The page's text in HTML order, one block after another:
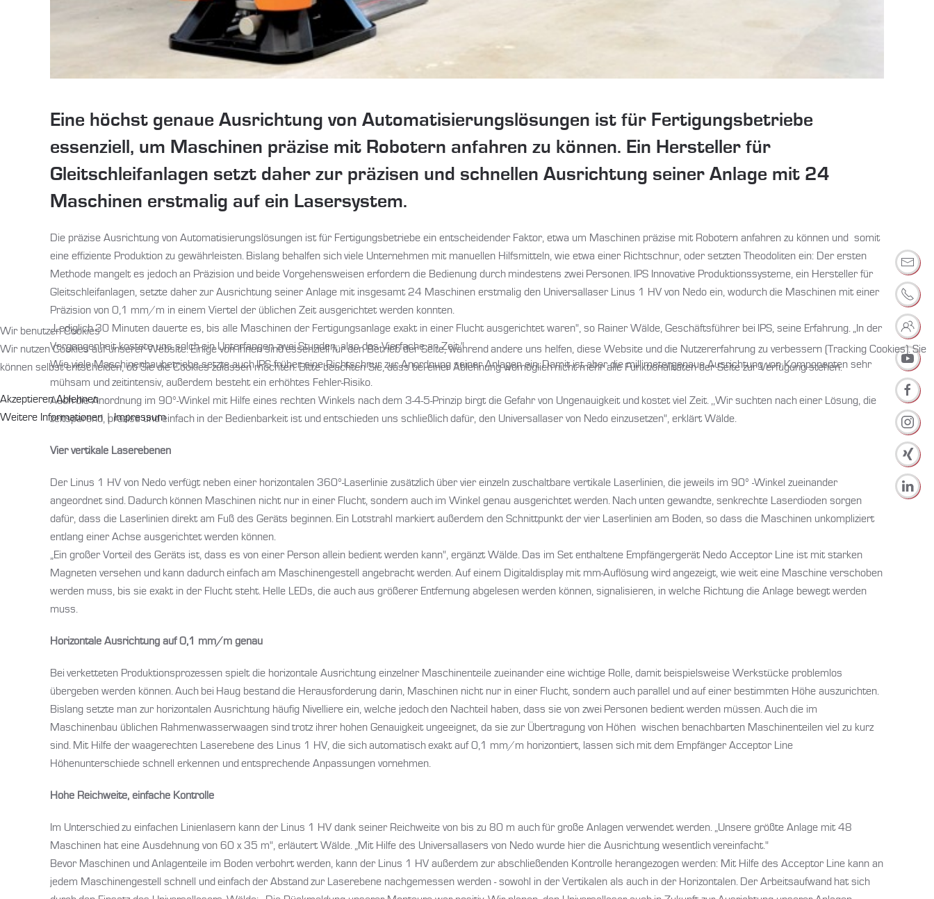
Eine höchst genaue Ausrichtung von Automatisierungslösungen ist für Fertigungsbetriebe
essenziell, um Maschinen präzise mit Robotern anfahren zu können. Ein Hersteller für
Gleitschleifanlagen setzt daher zur präzisen und schnellen Ausrichtung seiner Anlage mit 24
Maschinen erstmalig auf ein Lasersystem.
Die präzise Ausrichtung von Automatisierungslösungen ist für Fertigungsbetriebe ein entscheidender Faktor, etwa um Maschinen präzise mit Robotern anfahren zu können und somit
eine effiziente Produktion zu gewährleisten. Bislang behalfen sich viele Unternehmen mit manuellen Hilfsmitteln, wie etwa einer Richtschnur, oder setzten Theodoliten ein: Der ersten
Methode mangelt es jedoch an Präzision und beide Vorgehensweisen erfordern die Bedienung durch mindestens zwei Personen. IPS Innovative Produktionssysteme, ein Hersteller für
Gleitschleifanlagen, setzte daher zur Ausrichtung seiner Anlage mit insgesamt 24 Maschinen erstmalig den Universallaser Linus 1 HV von Nedo ein, wodurch die Maschinen mit einer
Präzision von 0,1 mm/m in einem Viertel der üblichen Zeit ausgerichtet werden konnten.
„Lediglich 30 Minuten dauerte es, bis alle Maschinen der Fertigungsanlage exakt in einer Flucht ausgerichtet waren", so Rainer Wälde, Geschäftsführer bei IPS, seine Erfahrung. „In der
Vergangenheit kostete uns solch ein Unterfangen zwei Stunden, also das Vierfache an Zeit."
Wie viele Maschinenbaubetriebe setzte auch IPS früher eine Richtschnur zur Anordnung seiner Anlagen ein. Damit ist aber die millimetergenaue Ausrichtung von Komponenten sehr
mühsam und zeitintensiv, außerdem besteht ein erhöhtes Fehler-Risiko.
Auch die Anordnung im 90°-Winkel mit Hilfe eines rechten Winkels nach dem 3-4-5-Prinzip birgt die Gefahr von Ungenauigkeit und kostet viel Zeit. ,,Wir suchten nach einer Lösung, die
zeitsparend, präzise und einfach in der Bedienbarkeit ist und entschieden uns schließlich dafür, den Universallaser von Nedo einzusetzen", erklärt Wälde.
Vier vertikale Laserebenen
Der Linus 1 HV von Nedo verfügt neben einer horizontalen 360°-Laserlinie zusätzlich über vier einzeln zuschaltbare vertikale Laserlinien, die jeweils im 90° -Winkel zueinander
angeordnet sind. Dadurch können Maschinen nicht nur in einer Flucht, sondern auch im Winkel genau ausgerichtet werden. Nach unten gewandte, senkrechte Laserdioden sorgen
dafür, dass die Laserlinien direkt am Fuß des Geräts beginnen. Ein Lotstrahl markiert außerdem den Schnittpunkt der vier Laserlinien am Boden, so dass die Maschinen unkompliziert
entlang einer Achse ausgerichtet werden können.
„Ein großer Vorteil des Geräts ist, dass es von einer Person allein bedient werden kann", ergänzt Wälde. Das im Set enthaltene Empfängergerät Nedo Acceptor Line ist mit starken
Magneten versehen und kann dadurch einfach am Maschinengestell angebracht werden. Auf einem Digitaldisplay mit mm-Auflösung wird angezeigt, wie weit eine Maschine verschoben
werden muss, bis sie exakt in der Flucht steht. Helle LEDs, die auch aus größerer Entfernung abgelesen werden können, signalisieren, in welche Richtung die Anlage bewegt werden
muss.
Horizontale Ausrichtung auf 0,1 mm/m genau
Bei verketteten Produktionsprozessen spielt die horizontale Ausrichtung einzelner Maschinenteile zueinander eine wichtige Rolle, damit beispielsweise Werkstücke problemlos
übergeben werden können. Auch bei Haug bestand die Herausforderung darin, Maschinen nicht nur in einer Flucht, sondern auch parallel und auf einer bestimmten Höhe auszurichten.
Bislang setzte man zur horizontalen Ausrichtung häufig Nivelliere ein, welche jedoch den Nachteil haben, dass sie von zwei Personen bedient werden müssen. Auch die im
Maschinenbau üblichen Rahmenwasserwaagen sind trotz ihrer hohen Genauigkeit ungeeignet, da sie zur Übertragung von Höhen wischen benachbarten Maschinenteilen viel zu kurz
sind. Mit Hilfe der waagerechten Laserebene des Linus 1 HV, die sich automatisch exakt auf 0,1 mm/m horizontiert, lassen sich mit dem Empfänger Acceptor Line
Höhenunterschiede schnell erkennen und entsprechende Anpassungen vornehmen.
Hohe Reichweite, einfache Kontrolle
Im Unterschied zu einfachen Linienlasern kann der Linus 1 HV dank seiner Reichweite von bis zu 80 m auch für große Anlagen verwendet werden. „Unsere größte Anlage mit 48
Maschinen hat eine Ausdehnung von 60 x 35 m", erläutert Wälde. „Mit Hilfe des Universallasers von Nedo wurde hier die Ausrichtung wesentlich vereinfacht."
Bevor Maschinen und Anlagenteile im Boden verbohrt werden, kann der Linus 1 HV außerdem zur abschließenden Kontrolle herangezogen werden: Mit Hilfe des Acceptor Line kann an
jedem Maschinengestell schnell und einfach der Abstand zur Laserebene nachgemessen werden - sowohl in der Vertikalen als auch in der Horizontalen. Der Arbeitsaufwand hat sich
Wir benutzen Cookies
Wir nutzen Cookies auf unserer Website. Einige von ihnen sind essenziell für den Betrieb der Seite, während andere uns helfen, diese Website und die Nutzererfahrung zu verbessern (Tracking Cookies). Sie
können selbst entscheiden, ob Sie die Cookies zulassen möchten. Bitte beachten Sie, dass bei einer Ablehnung womöglich nicht mehr alle Funktionalitäten der Seite zur Verfügung stehen.
Akzeptieren Ablehnen
Weitere Informationen |Impressum